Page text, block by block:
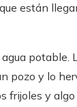
están
potable.
pozo y lo
frijoles y algo